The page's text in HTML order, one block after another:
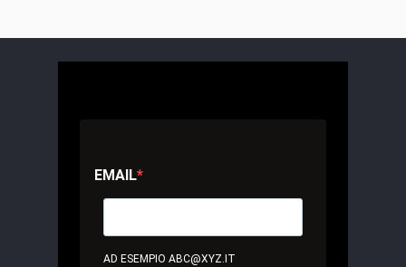
EMAIL
AD ESEMPIO ABC@XYZ.IT